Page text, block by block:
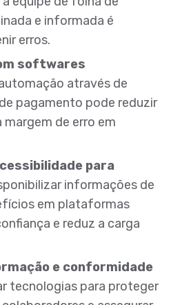
e informada é
erros.
softwares
através de
pagamento pode reduzir
de erro em
para
informações de
em plataformas
e reduz a carga
e conformidade
tecnologias para proteger